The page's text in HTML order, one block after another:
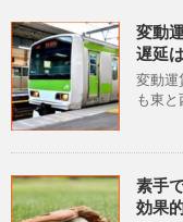
変動
遅延
変動運
も東
素手
効果